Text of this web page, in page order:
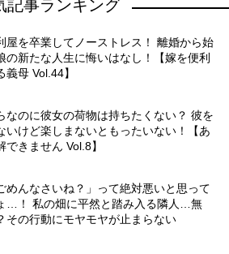
記事ランキング
屋を卒業してノーストレス！ 離婚から始
の新たな人生に悔いはなし！【嫁を便利
義母 Vol.44】
なのに彼女の荷物は持ちたくない？ 彼を
いけど楽しまないともったいない！【あ
できません Vol.8】
めんなさいね？」って絶対悪いと思って
…！ 私の畑に平然と踏み入る隣人…無
その行動にモヤモヤが止まらない